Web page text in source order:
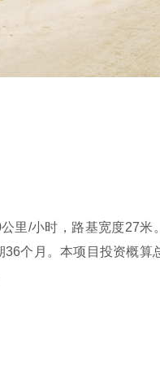
里/小时，路基宽度27
个月。本项目投资概